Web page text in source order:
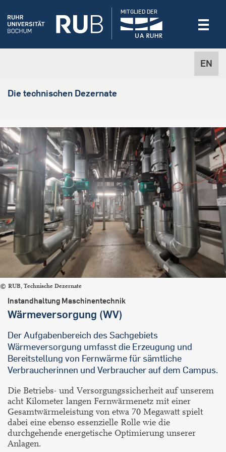
EN
MITGLIED DER
Die technischen Dezernate
RUB, Technische Dezernate
Instandhaltung Maschinentechnik
Wärmeversorgung (WV)
Der Aufgabenbereich des Sachgebiets
Wärmeversorgung umfasst die Erzeugung und
Bereitstellung von Fernwärme für sämtliche
Verbraucherinnen und Verbraucher auf dem Campus.
Die Betriebs- und Versorgungssicherheit auf unserem
acht Kilometer langen Fernwärmenetz mit einer
Gesamtwärmeleistung von etwa 70 Megawatt spielt
dabei eine ebenso essenzielle Rolle wie die
durchgehende energetische Optimierung unserer
Anlagen.